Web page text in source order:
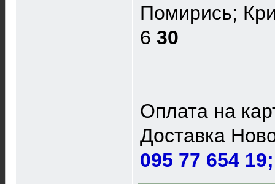
Помирись;
6 30
Оплата на
Доставка
095 77 654